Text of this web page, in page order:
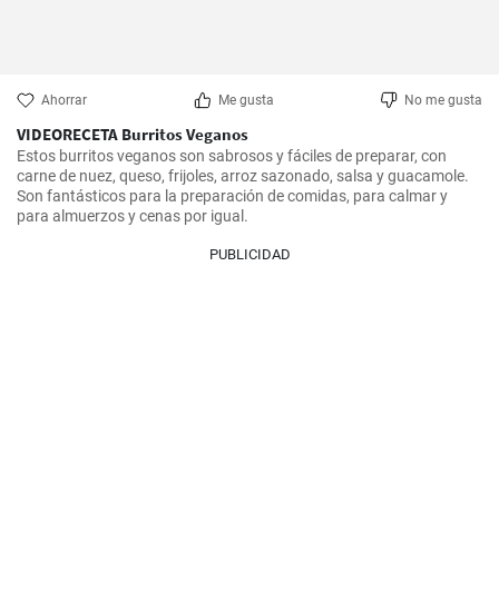
Ahorrar Me gusta No me gusta
VIDEORECETA Burritos Veganos
Estos burritos veganos son sabrosos y fáciles de preparar, con
carne de nuez, queso, frijoles, arroz sazonado, salsa y guacamole.
Son fantásticos para la preparación de comidas, para calmar y
para almuerzos y cenas por igual.
PUBLICIDAD